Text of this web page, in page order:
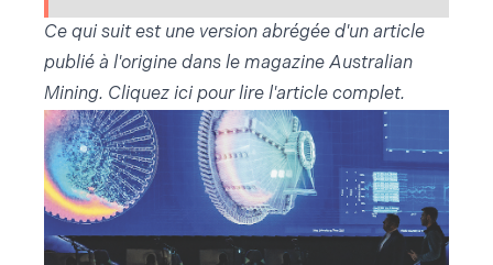
Ce qui suit est une version abrégée d'un article
publié à l'origine dans le magazine Australian
Mining. Cliquez ici pour lire l'article complet.